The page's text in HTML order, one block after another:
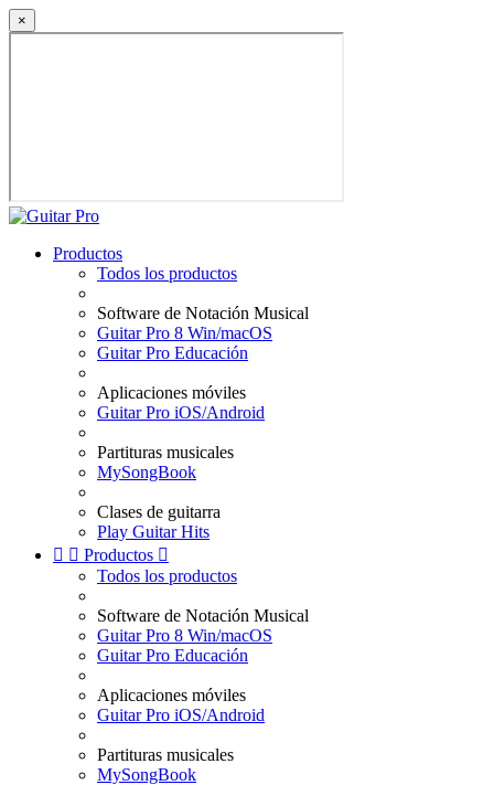
×
Productos
Todos los productos
Software de Notación Musical
Guitar Pro 8 Win/macOS
Guitar Pro Educación
Aplicaciones móviles
Guitar Pro iOS/Android
Partituras musicales
MySongBook
Clases de guitarra
Play Guitar Hits
  Productos 
Todos los productos
Software de Notación Musical
Guitar Pro 8 Win/macOS
Guitar Pro Educación
Aplicaciones móviles
Guitar Pro iOS/Android
Partituras musicales
MySongBook